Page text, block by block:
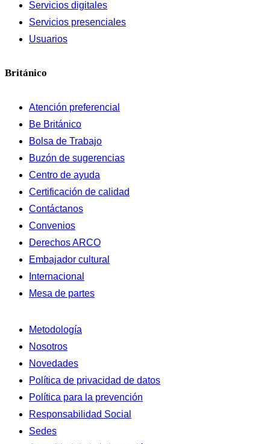
Servicios digitales
Servicios presenciales
Usuarios
Británico
Atención preferencial
Be Británico
Bolsa de Trabajo
Buzón de sugerencias
Centro de ayuda
Certificación de calidad
Contáctanos
Convenios
Derechos ARCO
Embajador cultural
Internacional
Mesa de partes
Metodología
Nosotros
Novedades
Política de privacidad de datos
Política para la prevención
Responsabilidad Social
Sedes